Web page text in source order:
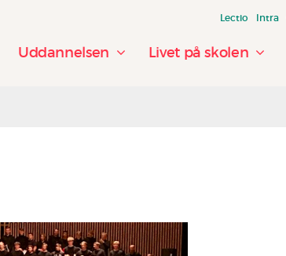
Uddannelsen Livet på skolen
Lectio Intra